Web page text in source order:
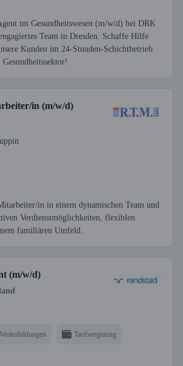
im Gesundheitswesen (m/w/d) bei DRK
Team in Dresden. Schaffe Hilfe
Kunden im 24-Stunden-Schichtbetrieb.
in (m/w/d)
in in einem dynamischen Team und
Verdienstmöglichkeiten, flexiblen
familiären Umfeld.
(m/w/d)
Weiterbildungen Tarifvergütung